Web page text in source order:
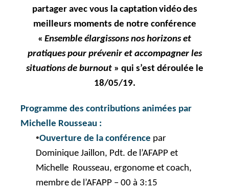
partager avec vous la captationvidéodes
meilleurs moments de notre conférence
« Ensemble élargissons nos horizons et
pratiques pour prévenir et accompagner les
situations de burnout» qui s’est déroulée le
18/05/19.
Programme des contributions animées par
Michelle Rousseau :
•Ouverture de la conférence par
Dominique Jaillon, Pdt. de l’AFAPP et
Michelle Rousseau, ergonome et coach,
membre de l’AFAPP – 00 à 3:15